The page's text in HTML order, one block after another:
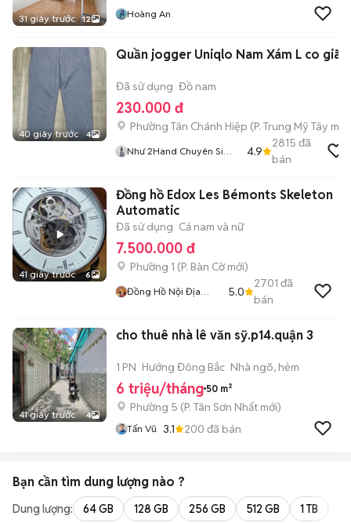
31 giây trước 12 Hoàng An
40 giây trước 4
Quần jogger Uniqlo Nam Xám L co giãn
Đã sử dụng Đồ nam
230.000 đ
Phường Tân Chánh Hiệp (P. Trung Mỹ Tây mới)
Như 2Hand Chuyên Si
4.9
2815 đã
bán
41 giây trước 6
Đồng hồ Edox Les Bémonts Skeleton
Automatic
Đã sử dụng Cả nam và nữ
7.500.000 đ
Phường 1 (P. Bàn Cờmới)
Đồng Hồ Nội Địa
5.0
2701 đã
bán
41 giây trước 4
cho thuê nhà lê văn sỹ.p14.quận 3
1 PN Hướng Đông Bắc Nhà ngõ, hẻm
6 triệu/tháng 50 m²
Phường 5 (P. Tân Sơn Nhất mới)
Tấn Vũ 3.1 200 đã bán
Bạn cần tìm dung lượng nào ?
Dung lượng: 64 GB 128 GB 256 GB 512 GB 1 TB